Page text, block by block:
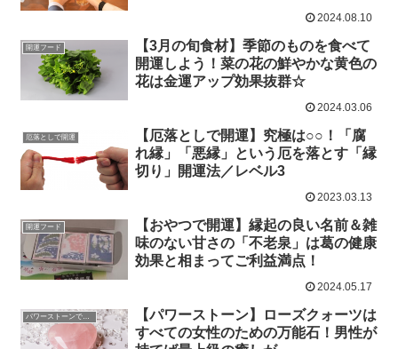
2024.08.10
開運フード
【3月の旬食材】季節のものを食べて
開運しよう！菜の花の鮮やかな黄色の
花は金運アップ効果抜群☆
2024.03.06
厄落としで開運
【厄落としで開運】究極は○○！「腐
れ縁」「悪縁」という厄を落とす「縁
切り」開運法／レベル3
2023.03.13
開運フード
【おやつで開運】縁起の良い名前＆雑
味のない甘さの「不老泉」は葛の健康
効果と相まってご利益満点！
2024.05.17
パワーストーンで開運
【パワーストーン】ローズクォーツは
すべての女性のための万能石！男性が